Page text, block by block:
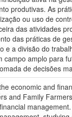
produtivas. As
ou uso de
das atividades
das práticas de
e a divisão do
campo amplo para
de decisões
economic and
and Family